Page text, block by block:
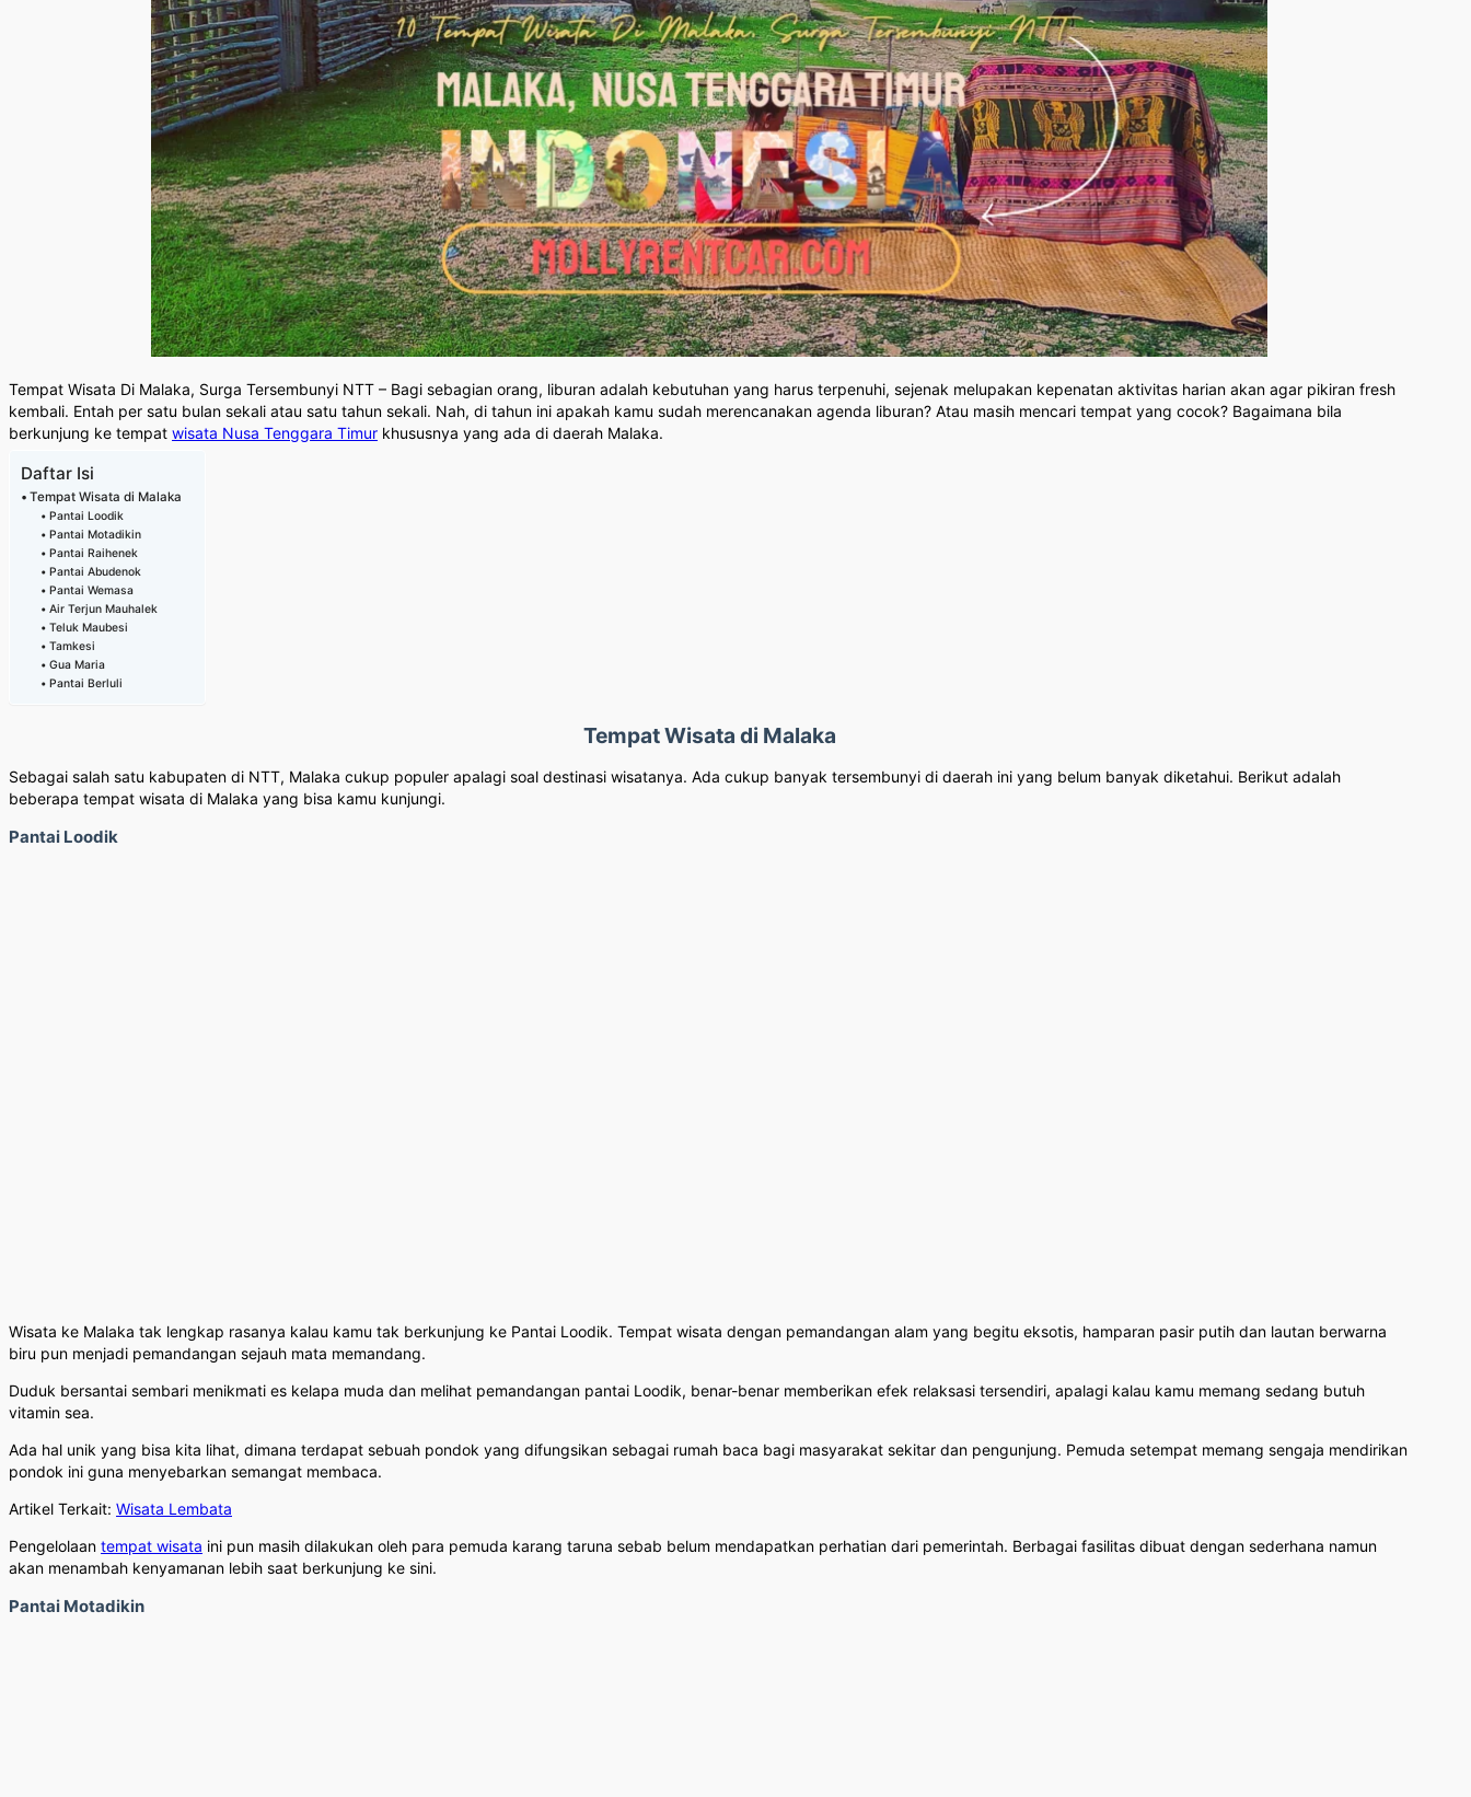
Tempat Wisata Di Malaka, Surga Tersembunyi NTT – Bagi sebagian orang, liburan adalah kebutuhan yang harus terpenuhi, sejenak melupakan kepenatan aktivitas harian akan agar pikiran fresh
kembali. Entah per satu bulan sekali atau satu tahun sekali. Nah, di tahun ini apakah kamu sudah merencanakan agenda liburan? Atau masih mencari tempat yang cocok? Bagaimana bila
berkunjung ke tempat wisata Nusa Tenggara Timur khususnya yang ada di daerah Malaka.
Daftar Isi
Tempat Wisata di Malaka
Pantai Loodik
Pantai Motadikin
Pantai Raihenek
Pantai Abudenok
Pantai Wemasa
Air Terjun Mauhalek
Teluk Maubesi
Tamkesi
Gua Maria
Pantai Berluli
Tempat Wisata di Malaka
Sebagai salah satu kabupaten di NTT, Malaka cukup populer apalagi soal destinasi wisatanya. Ada cukup banyak tersembunyi di daerah ini yang belum banyak diketahui. Berikut adalah
beberapa tempat wisata di Malaka yang bisa kamu kunjungi.
Pantai Loodik
Wisata ke Malaka tak lengkap rasanya kalau kamu tak berkunjung ke Pantai Loodik. Tempat wisata dengan pemandangan alam yang begitu eksotis, hamparan pasir putih dan lautan berwarna
biru pun menjadi pemandangan sejauh mata memandang.
Duduk bersantai sembari menikmati es kelapa muda dan melihat pemandangan pantai Loodik, benar-benar memberikan efek relaksasi tersendiri, apalagi kalau kamu memang sedang butuh
vitamin sea.
Ada hal unik yang bisa kita lihat, dimana terdapat sebuah pondok yang difungsikan sebagai rumah baca bagi masyarakat sekitar dan pengunjung. Pemuda setempat memang sengaja mendirikan
pondok ini guna menyebarkan semangat membaca.
Artikel Terkait: Wisata Lembata
Pengelolaan tempat wisata ini pun masih dilakukan oleh para pemuda karang taruna sebab belum mendapatkan perhatian dari pemerintah. Berbagai fasilitas dibuat dengan sederhana namun
akan menambah kenyamanan lebih saat berkunjung ke sini.
Pantai Motadikin